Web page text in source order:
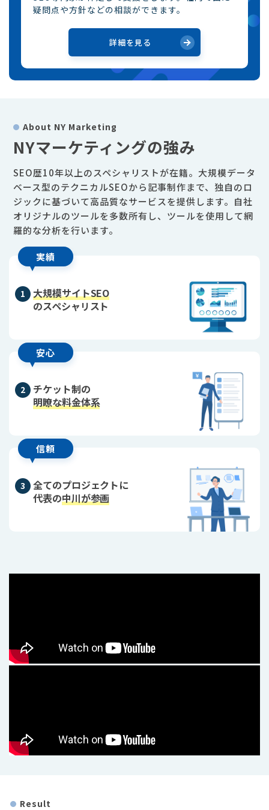
疑問点や方針などの相談ができます。
詳細を見る
About NY Marketing
NYマーケティングの強み
SEO歴10年以上のスペシャリストが在籍。大規模データ
ベース型のテクニカルSEOから記事制作まで、独自のロ
ジックに基づいて高品質なサービスを提供します。自社
オリジナルのツールを多数所有し、ツールを使用して網
羅的な分析を行います。
実績
大規模サイトSEO
のスペシャリスト
安心
チケット制の
明瞭な料金体系
信頼
全てのプロジェクトに
代表の中川が参画
Result